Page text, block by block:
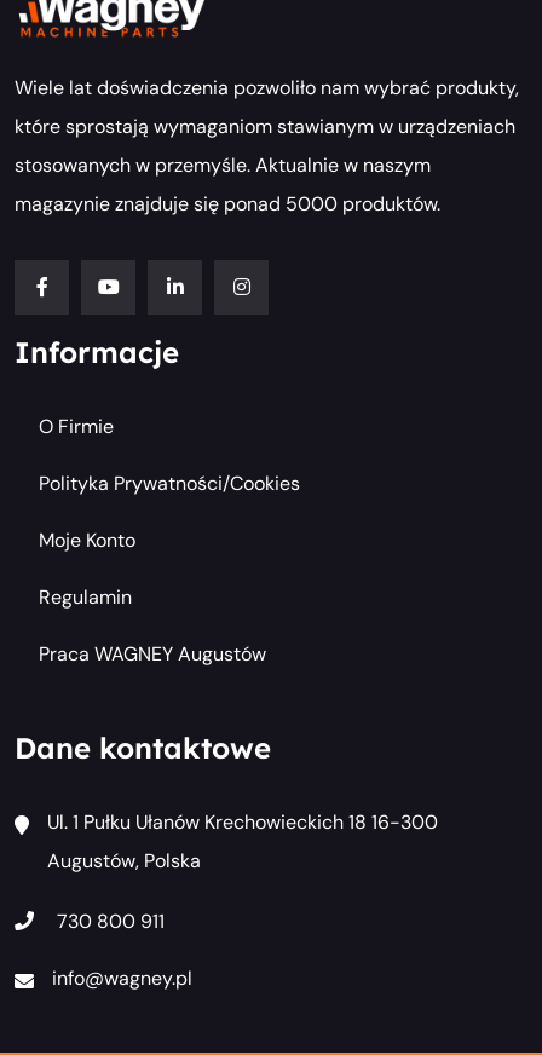
Wiele lat doświadczenia pozwoliło nam wybrać produkty,
które sprostają wymaganiom stawianym w urządzeniach
stosowanych w przemyśle. Aktualnie w naszym
magazynie znajduje się ponad 5000 produktów.
Informacje
O Firmie
Polityka Prywatności/cookies
Moje Konto
Regulamin
Praca WAGNEY Augustów
Dane kontaktowe
Ul. 1 Pułku Ułanów Krechowieckich 18 16-300
Augustów, Polska
730 800 911
info@wagney.pl